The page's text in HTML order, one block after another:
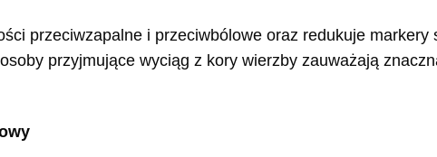
przeciwzapalne i przeciwbólowe oraz redukuje markery
przyjmujące wyciąg z kory wierzby zauważają